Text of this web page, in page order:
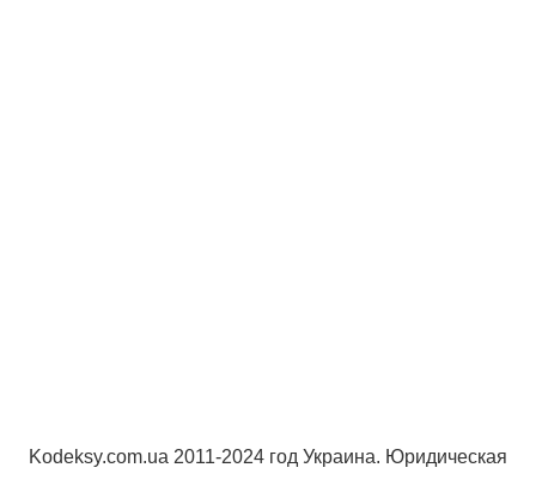
Kodeksy.com.ua 2011-2024 год Украина. Юридическая